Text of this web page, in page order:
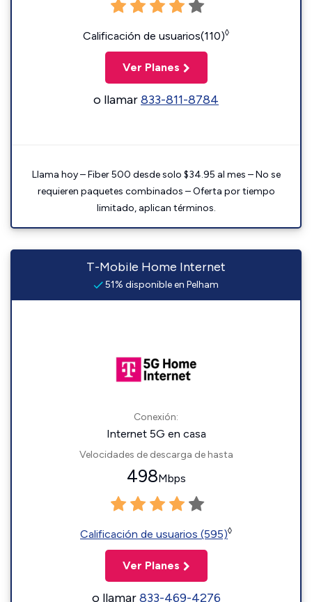
Calificación de usuarios(110)◊
Ver Planes
o llamar833-811-8784
Llama hoy – Fiber 500 desde solo $34.95 al mes – No se
requieren paquetes combinados – Oferta por tiempo
limitado, aplican términos.
T-Mobile Home Internet
51% disponible en Pelham
Conexión:
Internet 5G en casa
Velocidades de descarga de hasta
498Mbps
Calificación de usuarios (595)◊
Ver Planes
o llamar833-469-4276